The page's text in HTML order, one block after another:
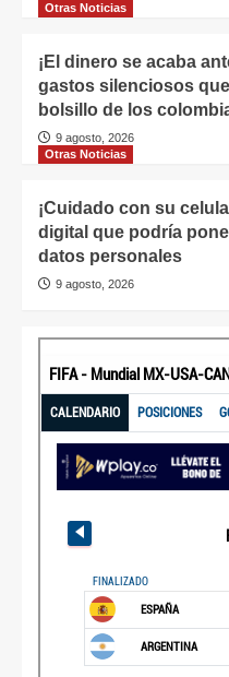
Otras Noticias
¡El dinero se acaba
gastos silenciosos
bolsillo de los
9 agosto, 2026
Otras Noticias
¡Cuidado con su
digital que podría
datos personales
9 agosto, 2026